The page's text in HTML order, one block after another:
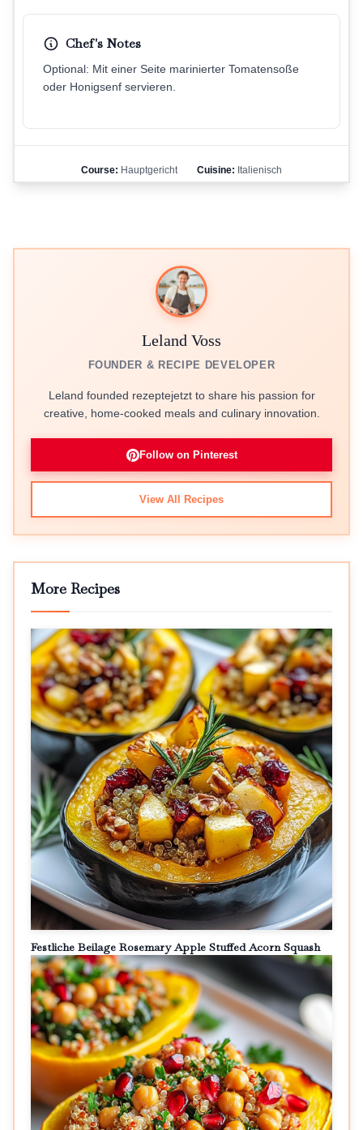
Chef's Notes
Optional: Mit einer Seite marinierter Tomatensoße
oder Honigsenf servieren.
Course: Hauptgericht Cuisine: Italienisch
Leland Voss
FOUNDER & RECIPE DEVELOPER
Leland founded rezeptejetzt to share his passion for
creative, home-cooked meals and culinary innovation.
Follow on Pinterest
View All Recipes
More Recipes
Festliche Beilage Rosemary Apple Stuffed Acorn Squash